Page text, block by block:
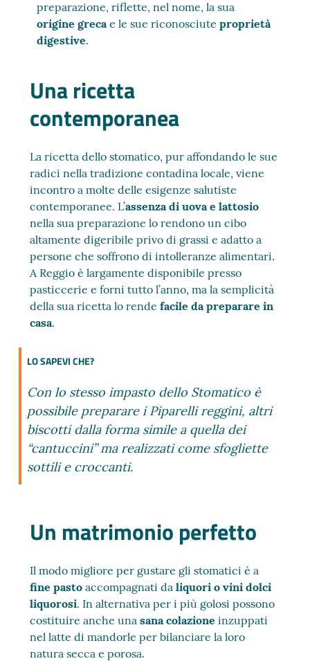
preparazione, riflette, nel nome, la sua
origine grecae le sue riconosciuteproprietà
digestive.
Una ricetta
contemporanea
La ricetta dello stomatico, pur affondando le sue
radici nella tradizione contadina locale, viene
incontro a molte delle esigenze salutiste
contemporanee. L’assenza di uova e lattosio
nella sua preparazione lo rendono un cibo
altamente digeribile privo di grassi e adatto a
persone che soffrono di intolleranze alimentari.
A Reggio è largamente disponibile presso
pasticcerie e forni tutto l’anno, ma la semplicità
della sua ricetta lo rendefacile da preparare in
casa.
LO SAPEVI CHE?
Con lo stesso impasto dello Stomatico è
possibile preparare i Piparelli reggini, altri
biscotti dalla forma simile a quella dei
“cantuccini” ma realizzati come sfogliette
sottili e croccanti.
Un matrimonio perfetto
Il modo migliore per gustare gli stomatici è a
fine pastoaccompagnati daliquori o vini dolci
liquorosi. In alternativa per i più golosi possono
costituire anche unasana colazione inzuppati
nel latte di mandorle per bilanciare la loro
natura secca e porosa.